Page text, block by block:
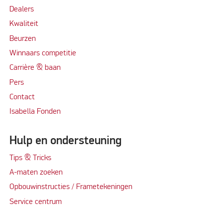
Dealers
Kwaliteit
Beurzen
Winnaars competitie
Carrière & baan
Pers
Contact
Isabella Fonden
Hulp en ondersteuning
Tips & Tricks
A-maten zoeken
Opbouwinstructies / Frametekeningen
Service centrum